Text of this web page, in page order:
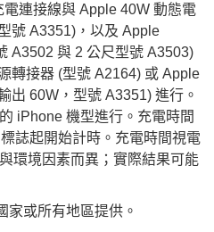
連接線與 Apple 40W 動態電
號 A3351)，以及 Apple
A3502 與 2 公尺型號 A3503)
轉接器 (型號 A2164) 或 Apple
出 60W，型號 A3351) 進行。
iPhone 機型進行。充電時間
誌起開始計時。充電時間視電
環境因素而異；實際結果可能
家或所有地區提供。